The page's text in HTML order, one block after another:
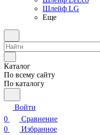
Шлейф LG
Еще
Каталог
По всему сайту
По каталогу
Войти
0
Сравнение
0
Избранное